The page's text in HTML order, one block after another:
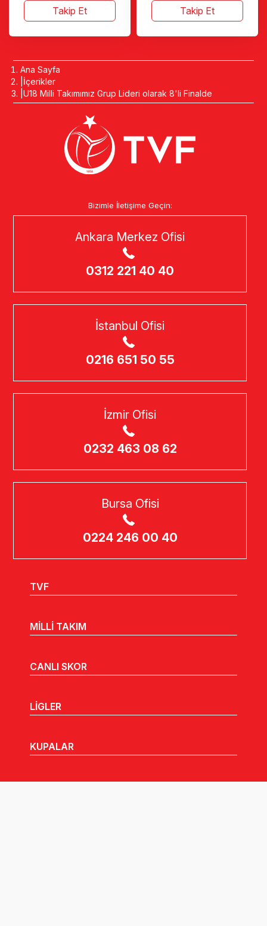
Takip Et Takip Et
Ana Sayfa
İçerikler
U18 Milli Takımımız Grup Lideri olarak 8'li Finalde
Bizimle İletişime Geçin:
Ankara Merkez Ofisi
0312 221 40 40
İstanbul Ofisi
0216 651 50 55
İzmir Ofisi
0232 463 08 62
Bursa Ofisi
0224 246 00 40
TVF
MİLLİ TAKIM
CANLI SKOR
LİGLER
KUPALAR